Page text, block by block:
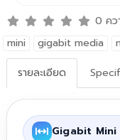
0 คว
mini
gigabit media
รายละเอียด
Gigabit